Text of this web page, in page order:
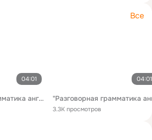
Все
04:01
"Разговорная грамматика английского языка" (Сергей Ним) - презентация книги
04:01
3.3K просмотров